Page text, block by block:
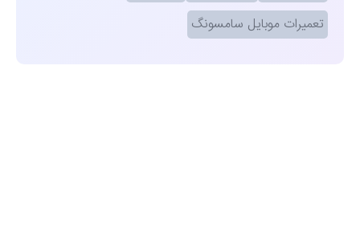
تعمیرات موبایل سامسونگ